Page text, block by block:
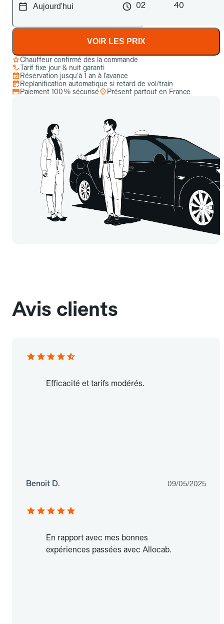
02 40
VOIR LES PRIX
Chauffeur confirmé dès la commande
Tarif fixe jour & nuit garanti
Réservation jusqu’à 1 an à l’avance
Replanification automatique si retard de vol/train
Paiement 100 % sécurisé
Présent partout en France
Avis clients
Efficacité et tarifs modérés.
Benoit D. 09/05/2025
En rapport avec mes bonnes
expériences passées avec Allocab.